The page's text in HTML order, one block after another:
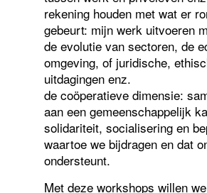
rekening houden met wat er
gebeurt: mijn werk uitvoeren
de evolutie van sectoren, de
omgeving, of juridische,
uitdagingen enz.
de coöperatieve dimensie:
aan een gemeenschappelijk
solidariteit, socialisering en
waartoe we bijdragen en dat
ondersteunt.
Met deze workshops willen